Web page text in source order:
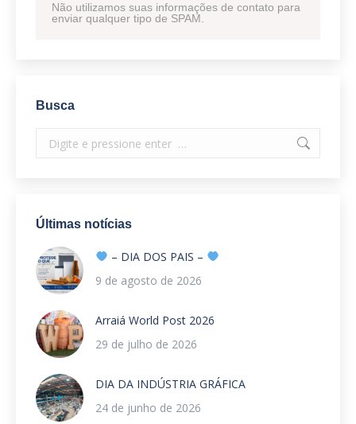
Não utilizamos suas informações de contato para
enviar qualquer tipo de SPAM.
Busca
Search:
Últimas notícias
– DIA DOS PAIS –
9 de agosto de 2026
Arraiá World Post 2026
29 de julho de 2026
DIA DA INDÚSTRIA GRÁFICA
24 de junho de 2026